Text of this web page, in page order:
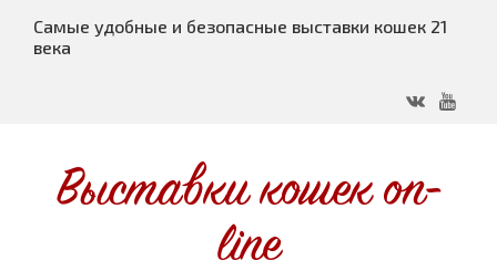
Самые удобные и безопасные выставки кошек 21
века
Выставки кошек on-
line